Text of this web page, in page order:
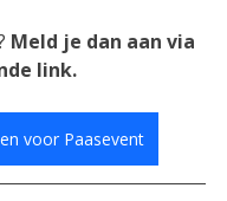
Meld je dan aan via
link.
voor Paasevent